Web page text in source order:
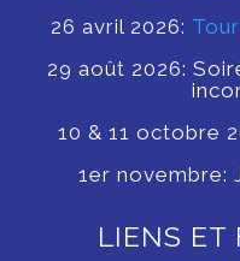
26 avril 2026:
29 août 2026:
10 & 11 octobre
1er novembre:
LIENS ET